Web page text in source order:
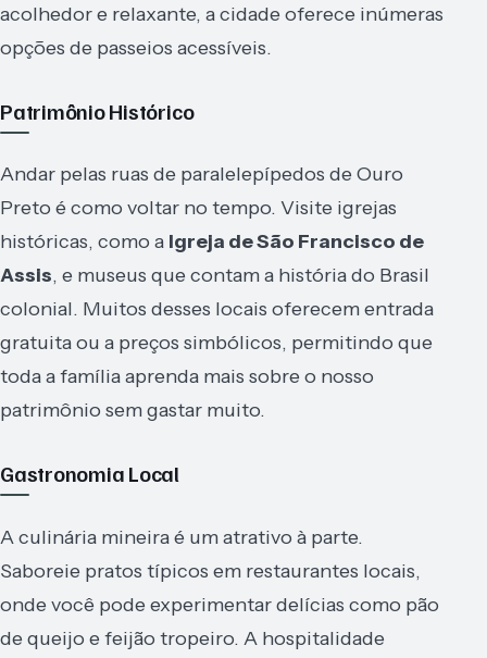
acolhedor e relaxante, a cidade oferece inúmeras
opções de passeios acessíveis.
Patrimônio Histórico
Andar pelas ruas de paralelepípedos de Ouro
Preto é como voltar no tempo. Visite igrejas
históricas, como a Igreja de São Francisco de
Assis, e museus que contam a história do Brasil
colonial. Muitos desses locais oferecem entrada
gratuita ou a preços simbólicos, permitindo que
toda a família aprenda mais sobre o nosso
patrimônio sem gastar muito.
Gastronomia Local
A culinária mineira é um atrativo à parte.
Saboreie pratos típicos em restaurantes locais,
onde você pode experimentar delícias como pão
de queijo e feijão tropeiro. A hospitalidade